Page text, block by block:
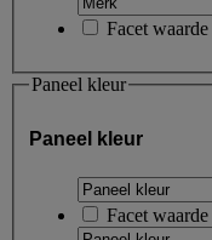
Facet waarde
Paneel kleur
Paneel kleur
Facet waarde